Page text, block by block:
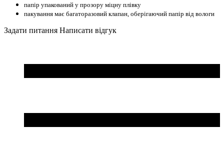
папір упакований у прозору міцну плівку
пакування має багаторазовий клапан, оберігаючий папір від вологи
Задати питання Написати відгук